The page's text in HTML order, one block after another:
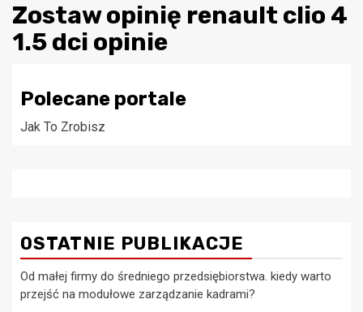
Zostaw opinię renault clio 4
1.5 dci opinie
Polecane portale
Jak To Zrobisz
OSTATNIE PUBLIKACJE
Od małej firmy do średniego przedsiębiorstwa. kiedy warto
przejść na modułowe zarządzanie kadrami?